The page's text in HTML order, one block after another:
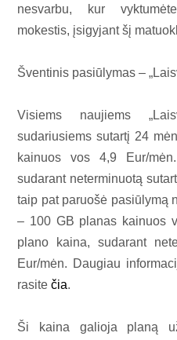
nesvarbu, kur
mokestis, įsigyjant šį
Šventinis pasiūlymas –
Visiems naujiems
sudariusiems sutartį 24
kainuos vos 4,9 Eur/
sudarant neterminuotą
taip pat paruošė pasiūlymą
– 100 GB planas kainuos
plano kaina, sudarant
Eur/mėn. Daugiau
rasitečia.
Ši kaina galioja planą